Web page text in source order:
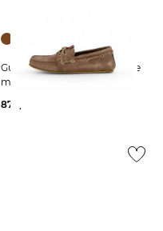
Gucci | Herren Bootsschuhe
mit Web-Detail
870,00 €